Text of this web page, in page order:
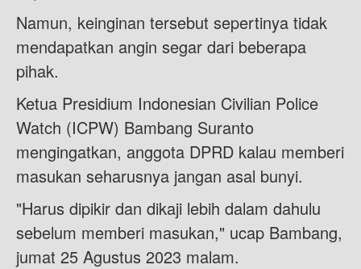
Namun, keinginan tersebut sepertinya tidak
mendapatkan angin segar dari beberapa
pihak.
Ketua Presidium Indonesian Civilian Police
Watch (ICPW) Bambang Suranto
mengingatkan, anggota DPRD kalau memberi
masukan seharusnya jangan asal bunyi.
"Harus dipikir dan dikaji lebih dalam dahulu
sebelum memberi masukan," ucap Bambang,
jumat 25 Agustus 2023 malam.